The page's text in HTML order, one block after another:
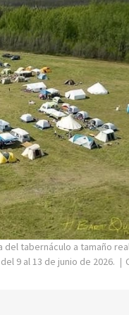
tabernáculo a tamaño
9 al 13 de junio de 2026.